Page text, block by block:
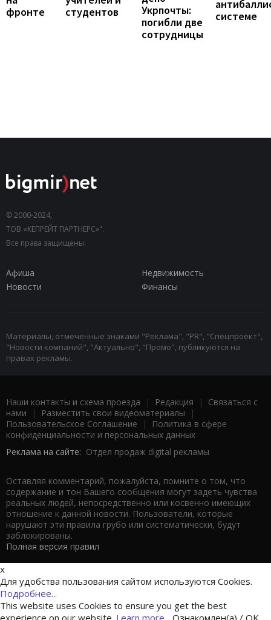
фронте
студентов
Укрпочты:
погибли две
сотрудницы
системе
© 2000-2024,
ТОВ «КЕПРЕЙТ ПАРТНЕРС»".
Все права защищены.
Афиша
Недвижимость
Новости
Финансы
Материалы, отмеченные знаками "Реклама", "PR", "Спецпроект",
"Новости компаний", "Актуально", "Промо", публикуются на
правах рекламы.
Наши контакты и схема проезда | Редакция | Связаться с
нами | Разместить свои видеоматериалы |
Пользовательское Соглашение |
Политика в сфере
конфиденциальности и персональных данных
Реклама на сайте: Отдел продаж digital рекламы
Оставляя комментарий, пожалуйста, помните о том, что
содержание и тон Вашего сообщения могут задеть чувства
реальных людей, непосредственно или косвенно имеющих
отношение к данной новости. Пользователи, которые
нарушают эти правила грубо или систематически, будут
заблокированы.
Полная версия правил
x
Для удобства пользования сайтом используются Cookies.
Подробнее...
This website uses Cookies to ensure you get the best
experience on our website. Learn more... Ознакомлен(а) / OK